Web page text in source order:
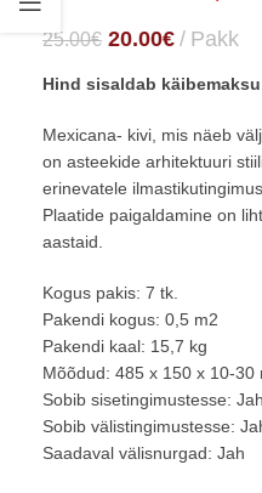
25.00€ 20.00€ Pakk
Hind sisaldab käibemaksu
Mexicana- kivi, mis näeb
on asteekide arhitektuuri
erinevatele
Plaatide paigaldamine on
aastaid.
Kogus pakis: 7 tk.
Pakendi kogus: 0,5 m2
Pakendi kaal: 15,7 kg
Mõõdud: 485 x 150 x 10-30
Sobib sisetingimustesse: Jah
Sobib välistingimustesse:
Saadaval välisnurgad: Jah